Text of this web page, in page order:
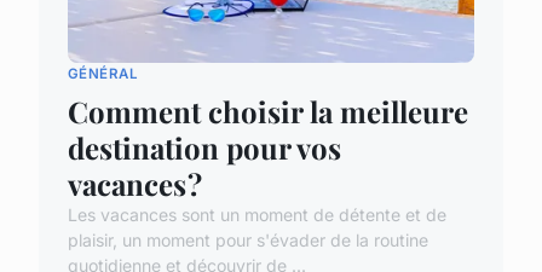
GÉNÉRAL
Comment choisir la meilleure
destination pour vos
vacances ?
Les vacances sont un moment de détente et de
plaisir, un moment pour s'évader de la routine
quotidienne et découvrir de ...